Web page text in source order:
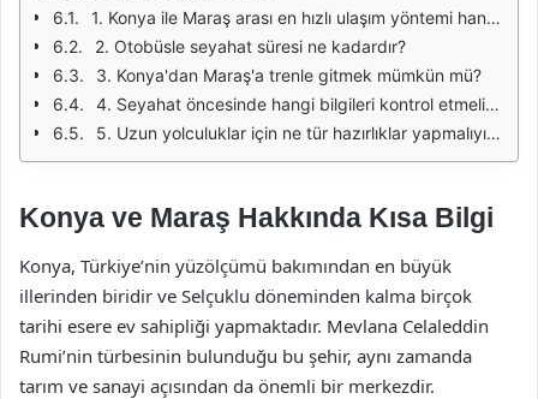
1. Konya ile Maraş arası en hızlı ulaşım yöntemi hangisidir?
2. Otobüsle seyahat süresi ne kadardır?
3. Konya'dan Maraş'a trenle gitmek mümkün mü?
4. Seyahat öncesinde hangi bilgileri kontrol etmeliyim?
5. Uzun yolculuklar için ne tür hazırlıklar yapmalıyım?
Konya ve Maraş Hakkında Kısa Bilgi
Konya, Türkiye’nin yüzölçümü bakımından en büyük
illerinden biridir ve Selçuklu döneminden kalma birçok
tarihi esere ev sahipliği yapmaktadır. Mevlana Celaleddin
Rumi’nin türbesinin bulunduğu bu şehir, aynı zamanda
tarım ve sanayi açısından da önemli bir merkezdir.